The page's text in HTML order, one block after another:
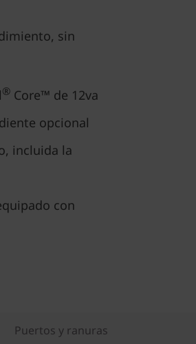
sin
® Core™ de 12va
opcional
incluida la
con
Puertos y ranuras